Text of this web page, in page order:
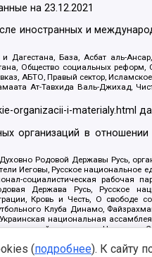
на23.12.2021
иностранных и
База, Асбат аль-
Общество социальных
АБТО, Правый сектор,
Ат-Тавхида Валь-Джихад,
organizacii-i-materialy.html
организаций в
Родовой Державы Русь,
Иеговы, Русское
социалистическая рабочая
Держава Русь, Русское
Кровь и Честь, О свободе
Клуба Динамо,
национальная
инглиизма, Народная
16, Независимость, Фирма,
(подробнее). К сайту